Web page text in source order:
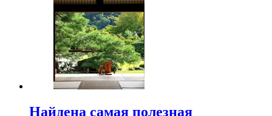
Найдена самая полезная